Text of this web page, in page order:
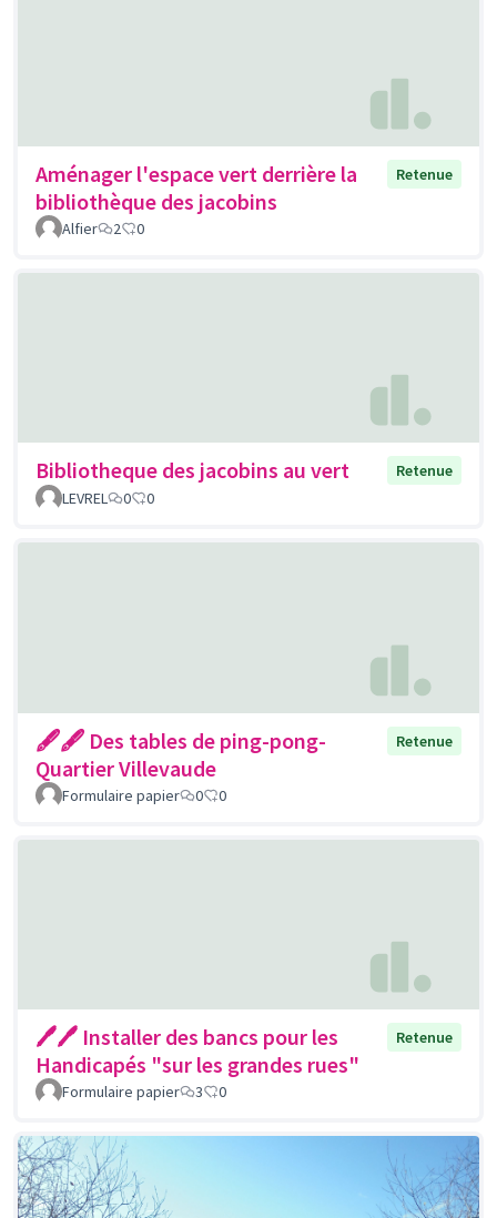
Aménager l'espace vert derrière la
bibliothèque des jacobins
Retenue
Alfier 2 0
Bibliotheque des jacobins au vert
Retenue
LEVREL
0 0
🖋🖋 Des tables de ping-pong-
Quartier Villevaude
Retenue
Formulaire papier 0 0
🖊🖊 Installer des bancs pour les
Handicapés "sur les grandes rues"
Retenue
Formulaire papier 3 0